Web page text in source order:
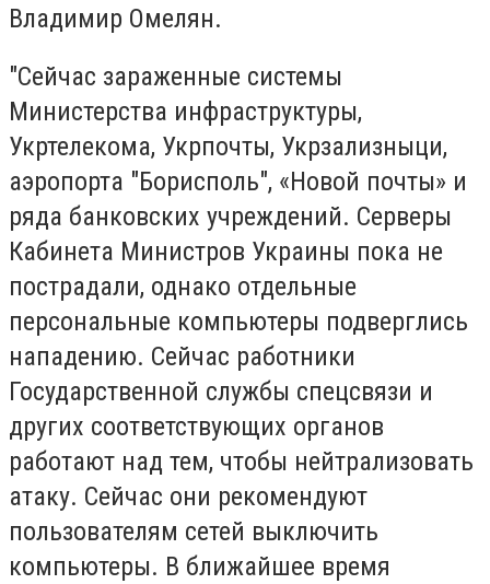
Владимир Омелян.
"Сейчас зараженные системы
Министерства инфраструктуры,
Укртелекома, Укрпочты, Укрзализныци,
аэропорта "Борисполь", «Новой почты» и
ряда банковских учреждений. Серверы
Кабинета Министров Украины пока не
пострадали, однако отдельные
персональные компьютеры подверглись
нападению. Сейчас работники
Государственной службы спецсвязи и
других соответствующих органов
работают над тем, чтобы нейтрализовать
атаку. Сейчас они рекомендуют
пользователям сетей выключить
компьютеры. В ближайшее время